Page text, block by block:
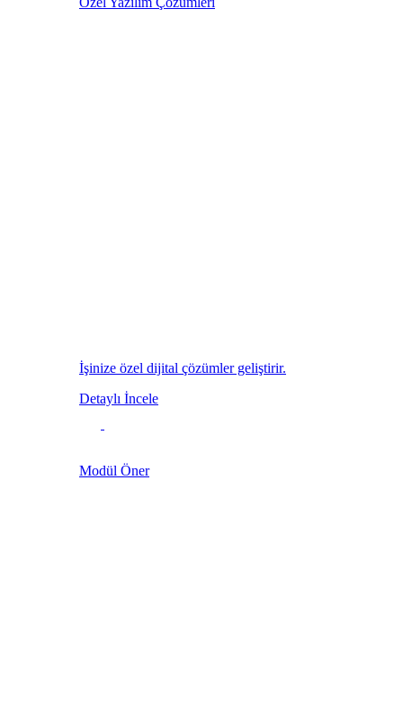
İşinize özel dijital çözümler geliştirir.
Detaylı İncele
Modül Öner